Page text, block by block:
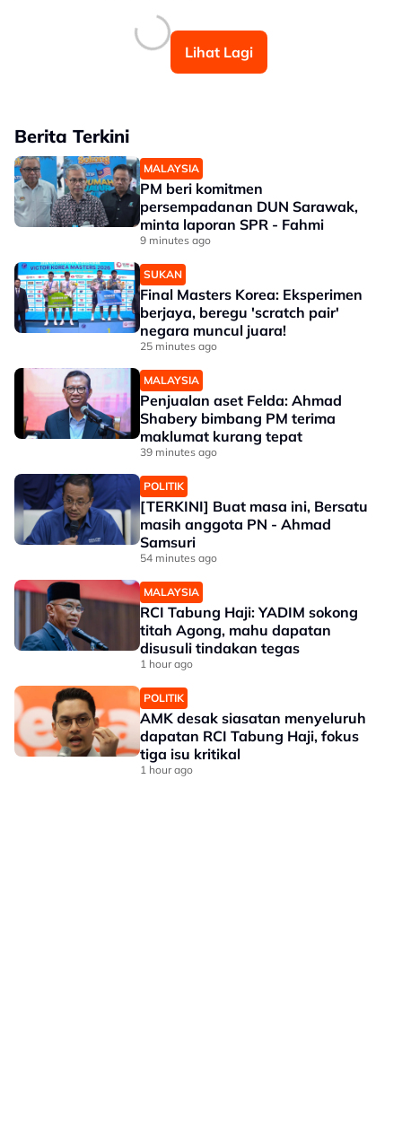
Lihat Lagi
Berita Terkini
MALAYSIA
PM beri komitmen
persempadanan DUN Sarawak,
minta laporan SPR - Fahmi
9 minutes ago
SUKAN
Final Masters Korea: Eksperimen
berjaya, beregu 'scratch pair'
negara muncul juara!
25 minutes ago
MALAYSIA
Penjualan aset Felda: Ahmad
Shabery bimbang PM terima
maklumat kurang tepat
39 minutes ago
POLITIK
[TERKINI] Buat masa ini, Bersatu
masih anggota PN - Ahmad
Samsuri
54 minutes ago
MALAYSIA
RCI Tabung Haji: YADIM sokong
titah Agong, mahu dapatan
disusuli tindakan tegas
1 hour ago
POLITIK
AMK desak siasatan menyeluruh
dapatan RCI Tabung Haji, fokus
tiga isu kritikal
1 hour ago